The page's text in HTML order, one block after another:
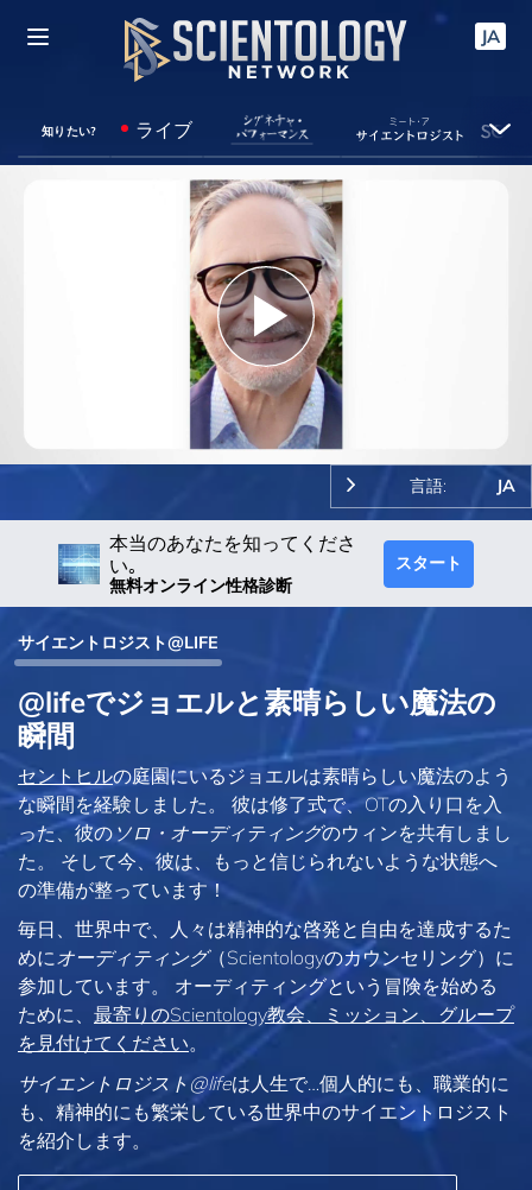
JA
知りたい? ライブ
Play
Video
言語: JA
本当のあなたを知ってくださ
い｡
無料オンライン性格診断
スタート
サイエントロジスト@LIFE
@lifeでジョエルと素晴らしい魔法の
瞬間
セントヒルの庭園にいるジョエルは素晴らしい魔法のよう
な瞬間を経験しました。 彼は修了式で、OTの入り口を入
った、彼のソロ・オーディティングのウィンを共有しまし
た。 そして今、彼は、もっと信じられないような状態へ
の準備が整っています！
毎日、世界中で、人々は精神的な啓発と自由を達成するた
めにオーディティング（Scientologyのカウンセリング）に
参加しています。 オーディティングという冒険を始める
ために、 最寄りのScientology教会、ミッション、グループ
を見付けてください。
サイエントロジスト@lifeは 人生で…個人的にも、 職業的に
も、精神的にも繁栄している世界中のサイエントロジスト
を紹介します。